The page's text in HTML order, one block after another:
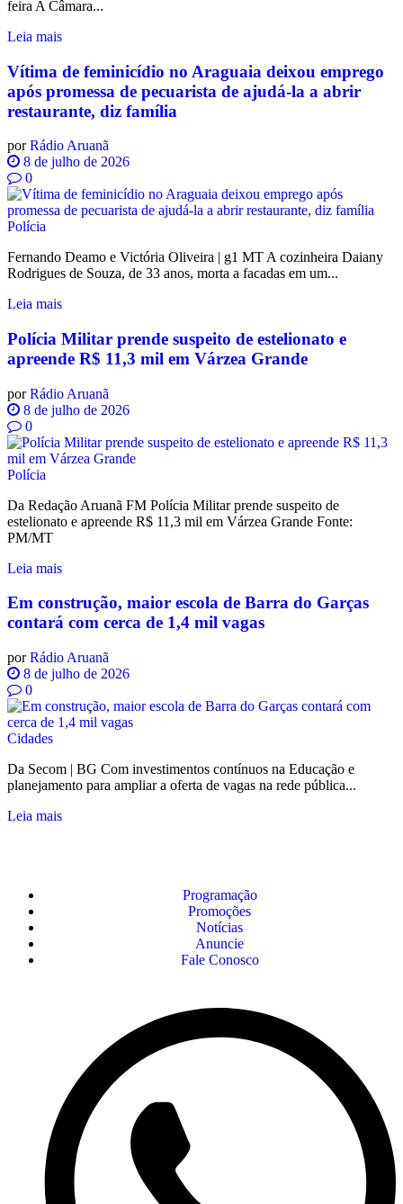
feira A Câmara...
Leia mais
Vítima de feminicídio no Araguaia deixou emprego
após promessa de pecuarista de ajudá-la a abrir
restaurante, diz família
por Rádio Aruanã
8 de julho de 2026
0
Polícia
Fernando Deamo e Victória Oliveira | g1 MT A cozinheira Daiany
Rodrigues de Souza, de 33 anos, morta a facadas em um...
Leia mais
Polícia Militar prende suspeito de estelionato e
apreende R$ 11,3 mil em Várzea Grande
por Rádio Aruanã
8 de julho de 2026
0
Polícia
Da Redação Aruanã FM Polícia Militar prende suspeito de
estelionato e apreende R$ 11,3 mil em Várzea Grande Fonte:
PM/MT
Leia mais
Em construção, maior escola de Barra do Garças
contará com cerca de 1,4 mil vagas
por Rádio Aruanã
8 de julho de 2026
0
Cidades
Da Secom | BG Com investimentos contínuos na Educação e
planejamento para ampliar a oferta de vagas na rede pública...
Leia mais
Programação
Promoções
Notícias
Anuncie
Fale Conosco